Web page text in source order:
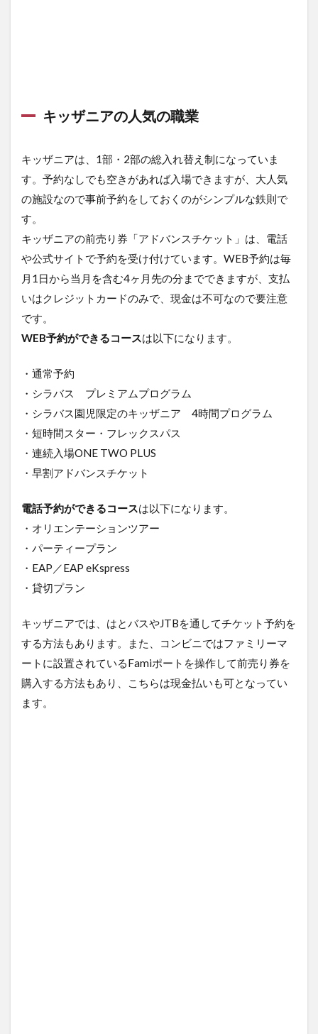
キッザニアの人気の職業
キッザニアは、1部・2部の総入れ替え制になっていま
す。予約なしでも空きがあれば入場できますが、大人気
の施設なので事前予約をしておくのがシンプルな鉄則で
す。
キッザニアの前売り券「アドバンスチケット」は、電話
や公式サイトで予約を受け付けています。WEB予約は毎
月1日から当月を含む4ヶ月先の分までできますが、支払
いはクレジットカードのみで、現金は不可なので要注意
です。
WEB予約ができるコースは以下になります。
・通常予約
・シラバス プレミアムプログラム
・シラバス園児限定のキッザニア 4時間プログラム
・短時間スター・フレックスパス
・連続入場ONE TWO PLUS
・早割アドバンスチケット
電話予約ができるコースは以下になります。
・オリエンテーションツアー
・パーティープラン
・EAP／EAP eKspress
・貸切プラン
キッザニアでは、はとバスやJTBを通してチケット予約を
する方法もあります。また、コンビニではファミリーマ
ートに設置されているFamiポートを操作して前売り券を
購入する方法もあり、こちらは現金払いも可となってい
ます。